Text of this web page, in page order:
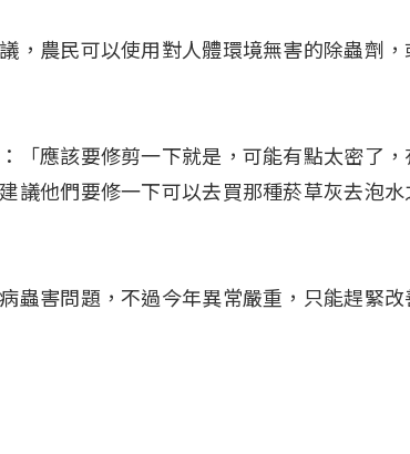
，農民可以使用對人體環境無害的除蟲劑
「應該要修剪一下就是，可能有點太密了
議他們要修一下可以去買那種菸草灰去泡
蟲害問題，不過今年異常嚴重，只能趕緊